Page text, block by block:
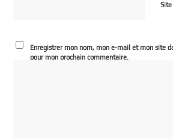
Enregistrer mon nom, mon e-mail et mon site
pour mon prochain commentaire.